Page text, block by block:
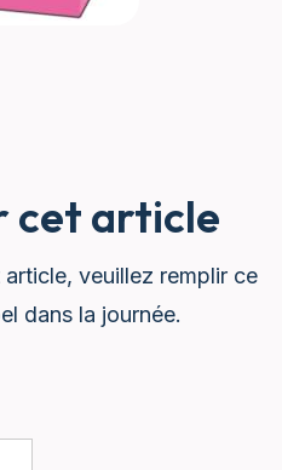
cet article
veuillez remplir ce
dans la journée.